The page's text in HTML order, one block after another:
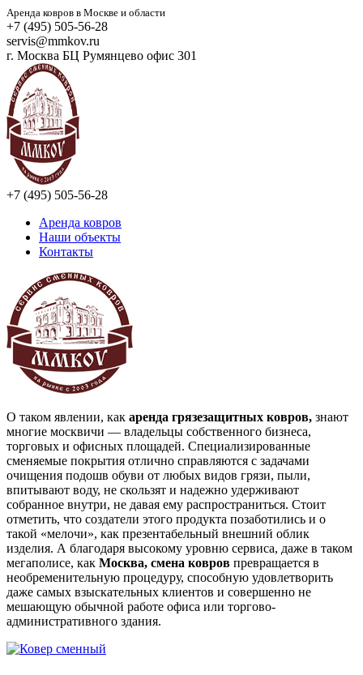
Аренда ковров в Москве и области
+7 (495) 505-56-28
servis@mmkov.ru
г. Москва БЦ Румянцево офис 301
+7 (495) 505-56-28
Аренда ковров
Наши объекты
Контакты
О таком явлении, как аренда грязезащитных ковров, знают
многие москвичи — владельцы собственного бизнеса,
торговых и офисных площадей. Специализированные
сменяемые покрытия отлично справляются с задачами
очищения подошв обуви от любых видов грязи, пыли,
впитывают воду, не скользят и надежно удерживают
собранное внутри, не давая ему распространиться. Стоит
отметить, что создатели этого продукта позаботились и о
такой «мелочи», как презентабельный внешний облик
изделия. А благодаря высокому уровню сервиса, даже в таком
мегаполисе, как Москва, смена ковров превращается в
необременительную процедуру, способную удовлетворить
даже самых взыскательных клиентов и совершенно не
мешающую обычной работе офиса или торгово-
административного здания.